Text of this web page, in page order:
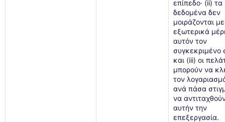
επίπεδο· (ii) τα
δεδομένα δεν
μοιράζονται με
εξωτερικά
αυτόν τον
συγκεκριμένο
και (iii) οι
μπορούν να
τον
ανά πάσα
να
αυτήν την
επεξεργασία.